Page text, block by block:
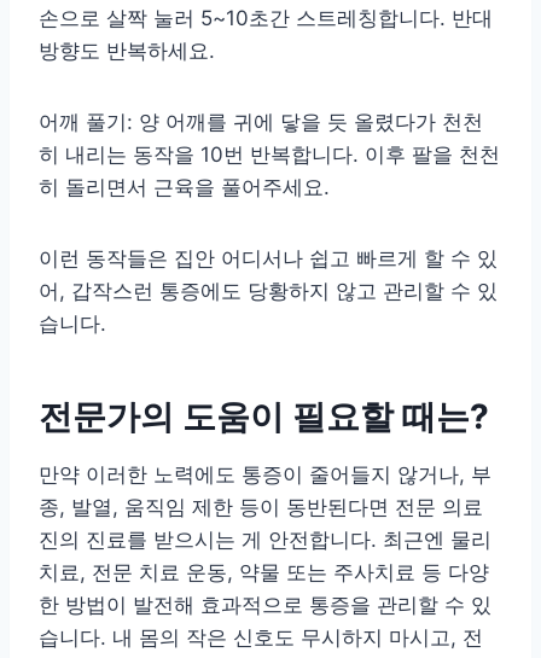
손으로 살짝 눌러 5~10초간 스트레칭합니다. 반대
방향도 반복하세요.
어깨 풀기: 양 어깨를 귀에 닿을 듯 올렸다가 천천
히 내리는 동작을 10번 반복합니다. 이후 팔을 천천
히 돌리면서 근육을 풀어주세요.
이런 동작들은 집안 어디서나 쉽고 빠르게 할 수 있
어, 갑작스런 통증에도 당황하지 않고 관리할 수 있
습니다.
전문가의 도움이 필요할 때는?
만약 이러한 노력에도 통증이 줄어들지 않거나, 부
종, 발열, 움직임 제한 등이 동반된다면 전문 의료
진의 진료를 받으시는 게 안전합니다. 최근엔 물리
치료, 전문 치료 운동, 약물 또는 주사치료 등 다양
한 방법이 발전해 효과적으로 통증을 관리할 수 있
습니다. 내 몸의 작은 신호도 무시하지 마시고, 전